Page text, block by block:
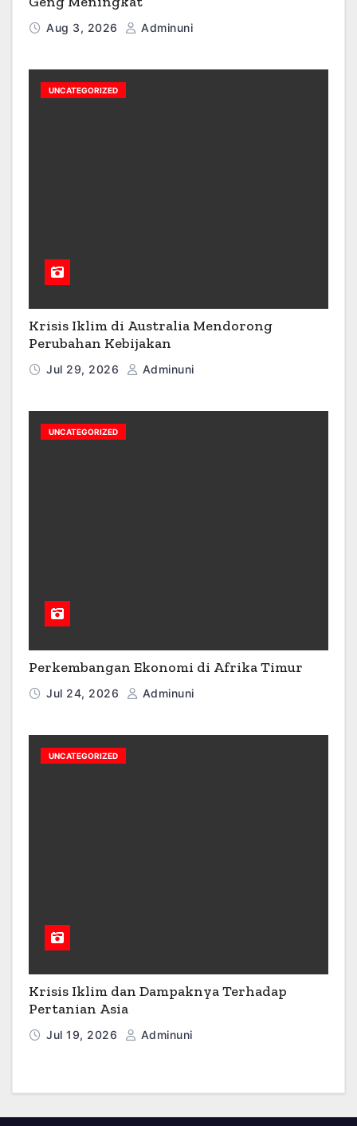
Aug 3, 2026 Adminuni
UNCATEGORIZED
Krisis Iklim di Australia Mendorong
Perubahan Kebijakan
Jul 29, 2026 Adminuni
UNCATEGORIZED
Perkembangan Ekonomi di Afrika Timur
Jul 24, 2026 Adminuni
UNCATEGORIZED
Krisis Iklim dan Dampaknya Terhadap
Pertanian Asia
Jul 19, 2026 Adminuni